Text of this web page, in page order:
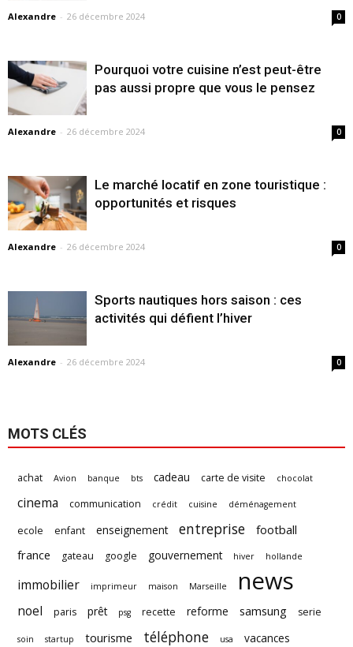
Alexandre - 26 décembre 2024 0
Pourquoi votre cuisine n’est peut-être
pas aussi propre que vous le pensez
Alexandre - 26 décembre 2024 0
Le marché locatif en zone touristique :
opportunités et risques
Alexandre - 26 décembre 2024 0
Sports nautiques hors saison : ces
activités qui défient l’hiver
Alexandre - 26 décembre 2024 0
MOTS CLÉS
achat Avion banque bts cadeau carte de visite chocolat
cinema communication crédit cuisine déménagement
ecole enfant enseignement entreprise
football
france
gateau google gouvernement hiver hollande
immobilier imprimeur maison Marseille news
noel paris prêt psg recette reforme samsung serie
soin startup tourisme téléphone usa
vacances